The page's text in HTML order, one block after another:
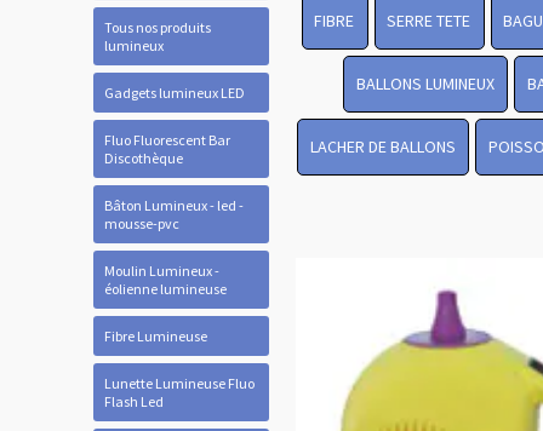
Tous nos produits
lumineux
Gadgets lumineux LED
Fluo Fluorescent Bar
Discothèque
Bâton Lumineux - led -
mousse-pvc
Moulin Lumineux -
éolienne lumineuse
Fibre Lumineuse
Lunette Lumineuse Fluo
Flash Led
FIBRE SERRE TETE
BALLONS LUMINEUX
LACHER DE BALLONS